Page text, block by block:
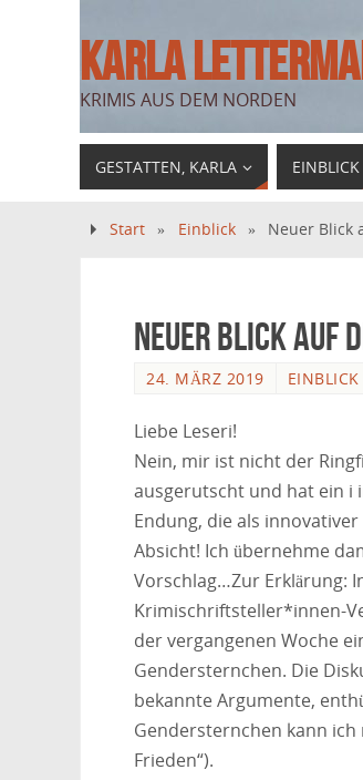
KARLA
KRIMIS AUS DEM NORDEN
GESTATTEN, KARLA EINBLICK
Start » Einblick » Neuer Blick
Neuer Blick auf
24. MÄRZ 2019 EINBLICK
Liebe Leseri!
Nein, mir ist nicht der
ausgerutscht und hat ein i
Endung, die als
Absicht! Ich übernehme
Vorschlag…Zur Erklärung:
Krimischriftsteller*innen-
der vergangenen Woche
Gendersternchen. Die
bekannte Argumente,
Gendersternchen kann
Frieden“).